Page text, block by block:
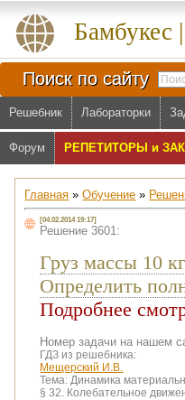
Бамбукес
Поиск по сайту
Решебник Лабораторки
Форум РЕПЕТИТОРЫ и
Главная »Обучение »
[04.02.2014 19:17]
Решение 3601:
Груз массы 10
Определить
Подробнее
Номер задачи на нашем
ГДЗ из решебника:
Мещерский И.В.
Тема: Динамика
§ 32. Колебательное